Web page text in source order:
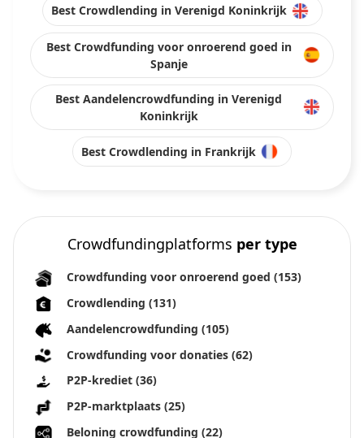
Best Crowdlending in Verenigd Koninkrijk
Best Crowdfunding voor onroerend goed in
Spanje
Best Aandelencrowdfunding in Verenigd
Koninkrijk
Best Crowdlending in Frankrijk
Crowdfundingplatforms per type
Crowdfunding voor onroerend goed (153)
Crowdlending (131)
Aandelencrowdfunding (105)
Crowdfunding voor donaties (62)
P2P-krediet (36)
P2P-marktplaats (25)
Beloning crowdfunding (22)